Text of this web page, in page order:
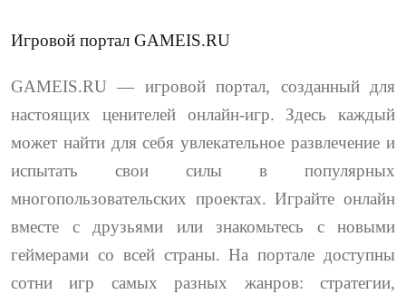
Игровой портал GAMEIS.RU
GAMEIS.RU — игровой портал, созданный для
настоящих ценителей онлайн-игр. Здесь каждый
может найти для себя увлекательное развлечение и
испытать свои силы в популярных
многопользовательских проектах. Играйте онлайн
вместе с друзьями или знакомьтесь с новыми
геймерами со всей страны. На портале доступны
сотни игр самых разных жанров: стратегии,